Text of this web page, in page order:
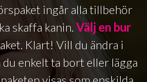
ingår alla tillbehör
skaffa kanin. Välj en bur
Klart! Vill du ändra i
enkelt ta bort eller lägga